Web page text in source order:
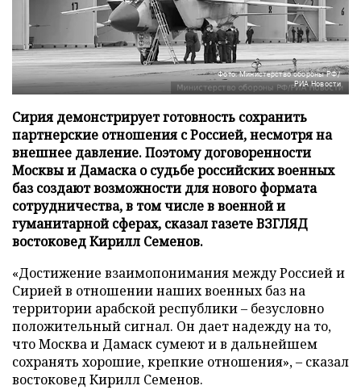
Фото: Министерство обороны РФ/
РИА Новости
Сирия демонстрирует готовность сохранить
партнерские отношения с Россией, несмотря на
внешнее давление. Поэтому договоренности
Москвы и Дамаска о судьбе российских военных
баз создают возможности для нового формата
сотрудничества, в том числе в военной и
гуманитарной сферах, сказал газете ВЗГЛЯД
востоковед Кирилл Семенов.
«Достижение взаимопонимания между Россией и
Сирией в отношении наших военных баз на
территории арабской республики – безусловно
положительный сигнал. Он дает надежду на то,
что Москва и Дамаск сумеют и в дальнейшем
сохранять хорошие, крепкие отношения», – сказал
востоковед Кирилл Семенов.